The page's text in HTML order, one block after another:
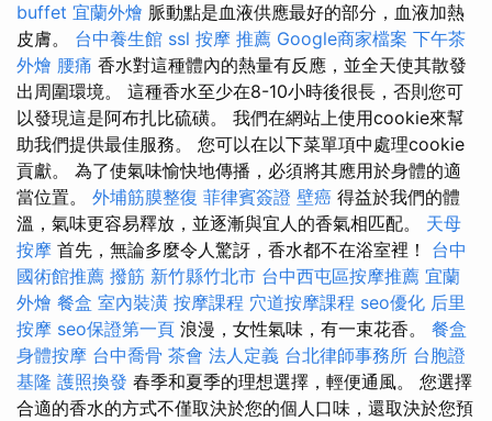
buffet 宜蘭外燴 脈動點是血液供應最好的部分，血液加熱
皮膚。 台中養生館 ssl 按摩 推薦 Google商家檔案 下午茶
外燴 腰痛 香水對這種體內的熱量有反應，並全天使其散發
出周圍環境。 這種香水至少在8-10小時後很長，否則您可
以發現這是阿布扎比硫磺。 我們在網站上使用cookie來幫
助我們提供最佳服務。 您可以在以下菜單項中處理cookie
貢獻。 為了使氣味愉快地傳播，必須將其應用於身體的適
當位置。 外埔筋膜整復 菲律賓簽證 壁癌 得益於我們的體
溫，氣味更容易釋放，並逐漸與宜人的香氣相匹配。 天母
按摩 首先，無論多麼令人驚訝，香水都不在浴室裡！ 台中
國術館推薦 撥筋 新竹縣竹北市 台中西屯區按摩推薦 宜蘭
外燴 餐盒 室內裝潢 按摩課程 穴道按摩課程 seo優化 后里
按摩 seo保證第一頁 浪漫，女性氣味，有一束花香。 餐盒
身體按摩 台中喬骨 茶會 法人定義 台北律師事務所 台胞證
基隆 護照換發 春季和夏季的理想選擇，輕便通風。 您選擇
合適的香水的方式不僅取決於您的個人口味，還取決於您預